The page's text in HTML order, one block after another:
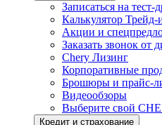
Записаться на тест-
Калькулятор Трейд-
Акции и
Заказать звонок от
Chery Лизинг
Корпоративные
Брошюры и прайс-
Видеообзоры
Выберите свой
Кредит и страхование